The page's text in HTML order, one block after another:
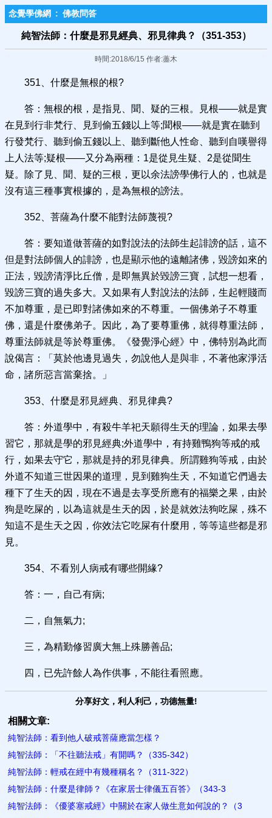
念覺學佛網 : 佛教問答
純智法師：什麼是邪見經典、邪見律典？（351-353）
時間:2018/6/15 作者:藎木
351、什麼是無根的根?
答：無根的根，是指見、聞、疑的三根。見根——就是實
在見到行非梵行、見到偷五錢以上等;聞根——就是實在聽到
行發梵行、聽到偷五錢以上、聽到斷他人性命、聽到自嘆譽得
上人法等;疑根——又分為兩種：1是從見生疑、2是從聞生
疑。除了見、聞、疑的三根，更以余法謗學佛行人的，也就是
沒有這三種事實根據的，是為無根的謗法。
352、菩薩為什麼不能對法師蔑視?
答：要知道做菩薩的如對說法的法師生起誹謗的話，這不
但是對法師個人的誹謗，也是顯示他的遠離諸佛，毀謗如來的
正法，毀謗清淨比丘僧，是即無異於毀謗三寶，試想一想看，
毀謗三寶的過失多大。又如果有人對說法的法師，生起輕賤而
不加尊重，是已即對諸佛如來的不尊重。一個佛弟子不尊重
佛，還是什麼佛弟子。因此，為了要尊重佛，就得尊重法師，
尊重法師就是等於尊重佛。《發覺淨心經》中，佛特別為此而
說偈言：「莫於他邊見過失，勿說他人是與非，不著他家淨活
命，諸所惡言當棄捨。」
353、什麼是邪見經典、邪見律典?
答：外道學中，有殺牛羊祀天願得生天的理論，如果去學
習它，那就是學的邪見經典;外道學中，有持雞鴨狗等戒的戒
行，如果去守它，那就是持的邪見律典。所謂雞狗等戒，由於
外道不知道三世因果的道理，見到雞狗生天，不知道它們過去
種下了生天的因，現在不過是去享受所應有的福樂之果，由於
狗是吃屎的，以為這就是生天的因，於是就效法狗吃屎，殊不
知這不是生天之因，你效法它吃屎有什麼用，等等這些都是邪
見。
354、不看別人病戒有哪些開緣?
答：一，自己有病;
二，自無氣力;
三，為精勤修習廣大無上殊勝善品;
四，已先許餘人為作供事，不能往看照應。
分享好文，利人利己，功德無量!
相關文章:
純智法師：看到他人破戒菩薩應當怎樣？
純智法師：「不往聽法戒」有開嗎？（335-342）
純智法師：輕戒在經中有幾種稱名？（311-322）
純智法師：什麼是律師？《在家居士律儀五百答》（343-3
純智法師：《優婆塞戒經》中關於在家人做生意如何說的？（3